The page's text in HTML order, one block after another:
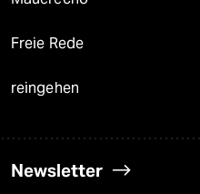
Freie Rede
reingehen
Newsletter